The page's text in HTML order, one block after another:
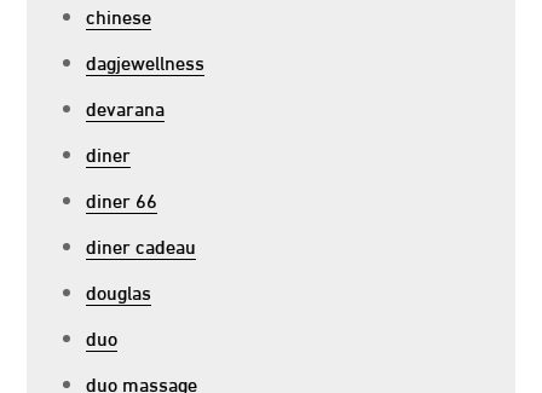
chinese
dagjewellness
devarana
diner
diner 66
diner cadeau
douglas
duo
duo massage